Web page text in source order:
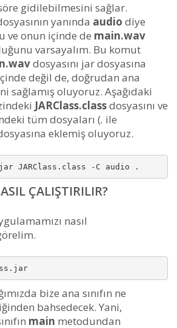
gidilebilmesini sağlar.
yanında audio diye
ve onun içinde de main.wav
varsayalım. Bu komut
dosyasını jar dosyasına
değil de, doğrudan ana
sağlamış oluyoruz. Aşağıdaki
JARClass.classdosyasını ve
tüm dosyaları (. ile
eklemiş oluyoruz.
JARClass.class -C audio .
ÇALIŞTIRILIR?
nasıl
bize ana sınıfın ne
bahsedecek. Yani,
main metodundan